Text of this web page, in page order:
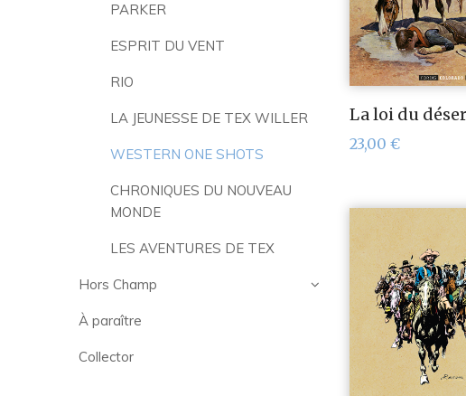
PARKER
ESPRIT DU VENT
RIO
LA JEUNESSE DE TEX WILLER
WESTERN ONE SHOTS
CHRONIQUES DU NOUVEAU
MONDE
LES AVENTURES DE TEX
Hors Champ
À paraître
Collector
La loi du
23,00 €